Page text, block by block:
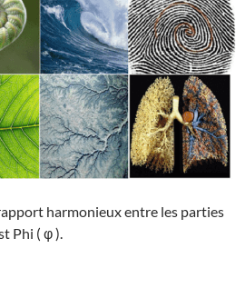
harmonieux entre les parties
Phi ( φ ).